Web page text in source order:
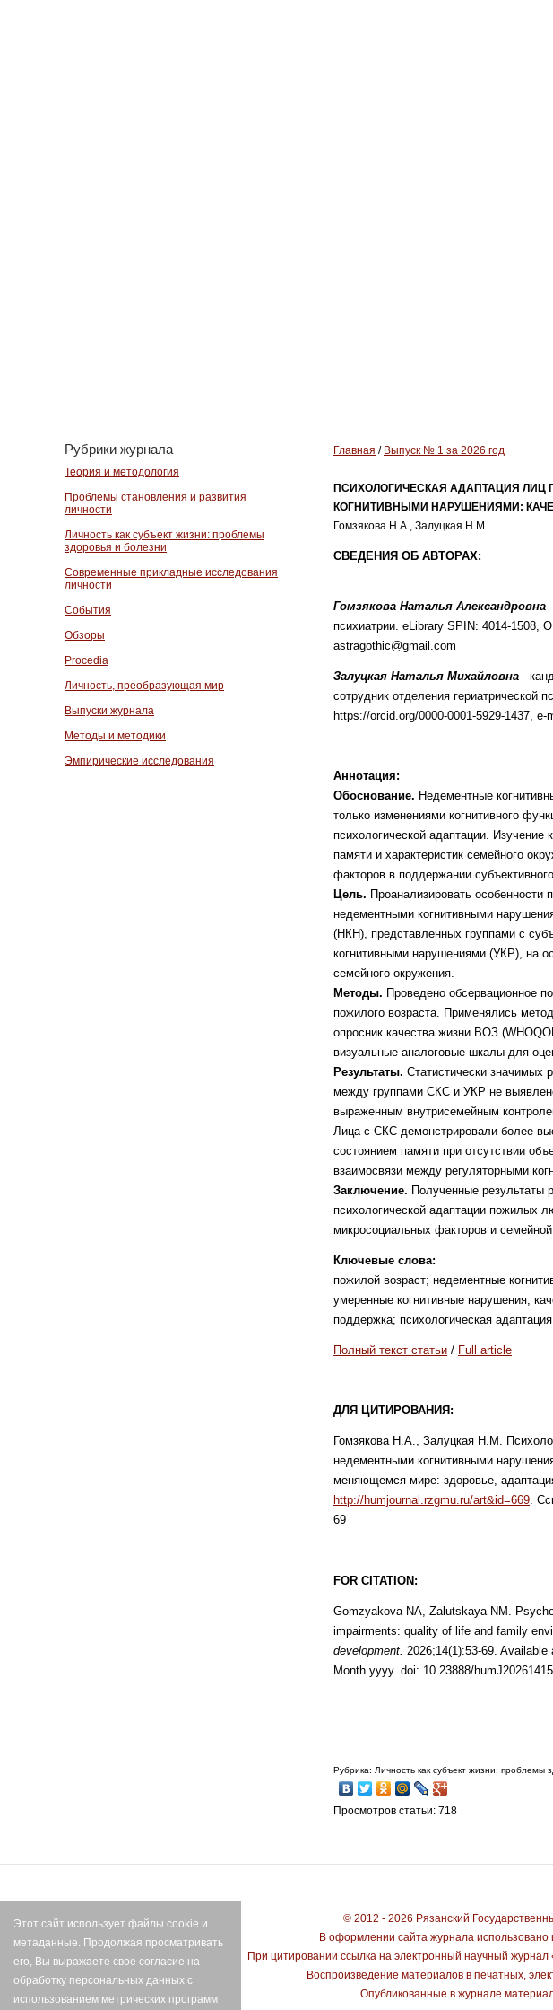
Рубрики журнала
Теория и методология
Проблемы становления и развития
личности
Личность как субъект жизни: проблемы
здоровья и болезни
Современные прикладные исследования
личности
События
Обзоры
Procedia
Личность, преобразующая мир
Выпуски журнала
Методы и методики
Эмпирические исследования
Главная / Выпуск № 1 за 2026 год
ПСИХОЛОГИЧЕСКАЯ АДАПТАЦИЯ
КОГНИТИВНЫМИ НАРУШЕНИЯМИ:
Гомзякова Н.А., Залуцкая Н.М.
СВЕДЕНИЯ ОБ АВТОРАХ:
Гомзякова Наталья Александровна
психиатрии. eLibrary SPIN: 4014-1508,
astragothic@gmail.com
Залуцкая Наталья Михайловна -
сотрудник отделения гериатрической
https://orcid.org/0000-0001-5929-1437,
Аннотация:
Обоснование. Недементные
только изменениями когнитивного
психологической адаптации. Изучение
памяти и характеристик семейного
факторов в поддержании субъективного
Цель. Проанализировать особенности
недементными когнитивными
(НКН), представленных группами с
когнитивными нарушениями (УКР), на
семейного окружения.
Методы. Проведено обсервационное
пожилого возраста. Применялись
опросник качества жизни ВОЗ
визуальные аналоговые шкалы для
Результаты. Статистически значимых
между группами СКС и УКР не
выраженным внутрисемейным
Лица с СКС демонстрировали более
состоянием памяти при отсутствии
взаимосвязи между регуляторными
Заключение. Полученные результаты
психологической адаптации пожилых
микросоциальных факторов и семейной
Ключевые слова:
пожилой возраст; недементные
умеренные когнитивные нарушения;
поддержка; психологическая
Полный текст статьи / Full article
ДЛЯ ЦИТИРОВАНИЯ:
Гомзякова Н.А., Залуцкая Н.М.
недементными когнитивными
меняющемся мире: здоровье,
http://humjournal.rzgmu.ru/art&id=669.
69
FOR CITATION :
Gomzyakova NA, Zalutskaya NM.
impairments: quality of life and family
development. 2026;14(1):53-69. Available
Month yyyy. doi: 10.23888/
Рубрика: Личность как субъект жизни: проблемы
Просмотров статьи: 718
Этот сайт использует файлы cookie и
метаданные. Продолжая просматривать
его, Вы выражаете свое согласие на
обработку персональных данных с
использованием метрических программ
© 2012 - 2026 Рязанский
В оформлении сайта журнала
При цитировании ссылка на электронный научный
Воспроизведение материалов в печатных,
Опубликованные в журнале